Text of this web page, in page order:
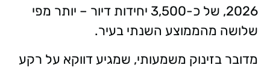
2026, של כ-3,500 יחידות דיור – יותר מפי
שלושה מהממוצע השנתי בעיר.
מדובר בזינוק משמעותי, שמגיע דווקא על רקע